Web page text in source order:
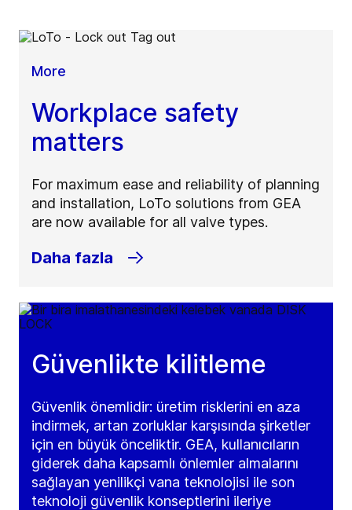
More
Workplace safety
matters
For maximum ease and reliability of planning
and installation, LoTo solutions from GEA
are now available for all valve types.
Daha fazla
Güvenlikte kilitleme
Güvenlik önemlidir: üretim risklerini en aza
indirmek, artan zorluklar karşısında şirketler
için en büyük önceliktir. GEA, kullanıcıların
giderek daha kapsamlı önlemler almalarını
sağlayan yenilikçi vana teknolojisi ile son
teknoloji güvenlik konseptlerini ileriye